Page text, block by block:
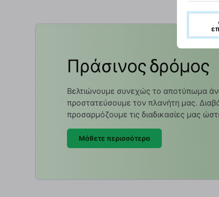
Πράσινος δρόμος
Βελτιώνουμε συνεχώς το αποτύπωμα
προστατεύσουμε τον πλανήτη μας.
προσαρμόζουμε τις διαδικασίες μας
Μάθετε περισσότερα